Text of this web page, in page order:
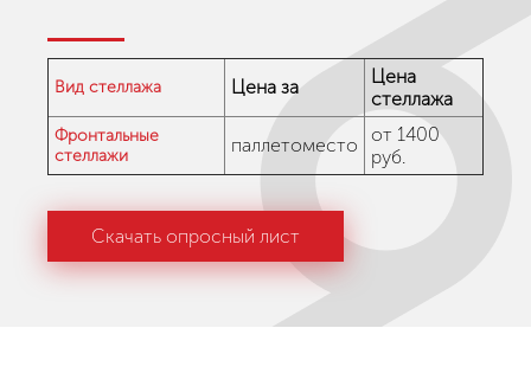
Вид стеллажа Цена за
Цена
стеллажа
Фронтальные
стеллажи
паллетоместо
от 1400
руб.
Скачать опросный лист